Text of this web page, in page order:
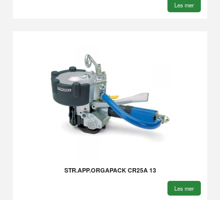
Les mer
STR.APP.ORGAPACK CR25A 13
Les mer